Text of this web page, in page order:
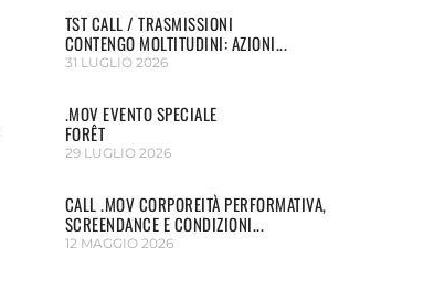
TST CALL / TRASMISSIONI
CONTENGO MOLTITUDINI: AZIONI...
31 LUGLIO 2026
.MOV EVENTO SPECIALE
FORÊT
29 LUGLIO 2026
CALL .MOV CORPOREITÀ PERFORMATIVA,
SCREENDANCE E CONDIZIONI...
12 MAGGIO 2026